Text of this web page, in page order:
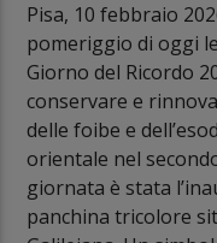
Pisa, 10 febbraio
pomeriggio di oggi
Giorno del Ricordo
conservare e
delle foibe e
orientale nel
giornata è stata
panchina tricolore